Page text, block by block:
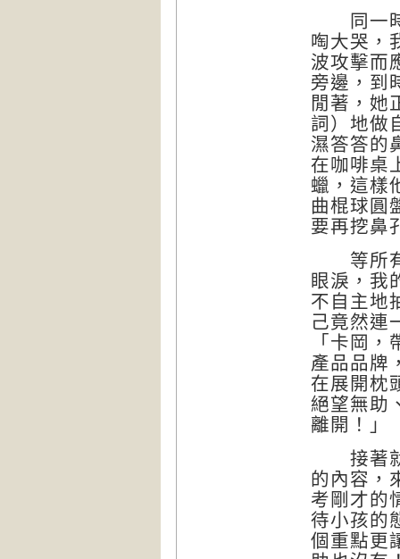
同一時
啕大哭，
波攻擊而
旁邊，到
閒著，她
詞）地做
濕答答的
在咖啡桌
蠟，這樣
曲棍球圓
要再挖
等所有
眼淚，我
不自主地
己竟然連
「卡岡
產品品牌
在展開枕
絕望無助
離開！」
接著就
的內容，
考剛才的
待小孩的
個重點更